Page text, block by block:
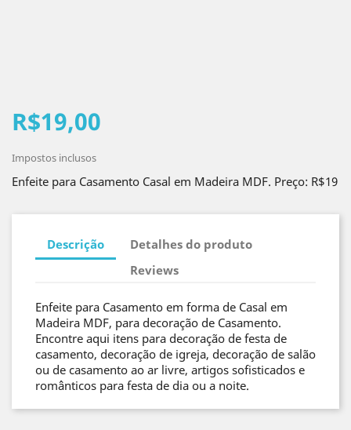
R$19,00
Impostos inclusos
Enfeite para Casamento Casal em Madeira MDF. Preço: R$19
Descrição
Detalhes do produto
Reviews
Enfeite para Casamento em forma de Casal em
Madeira MDF, para decoração de Casamento.
Encontre aqui itens para decoração de festa de
casamento, decoração de igreja, decoração de salão
ou de casamento ao ar livre, artigos sofisticados e
românticos para festa de dia ou a noite.